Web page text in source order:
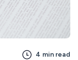
4 min read